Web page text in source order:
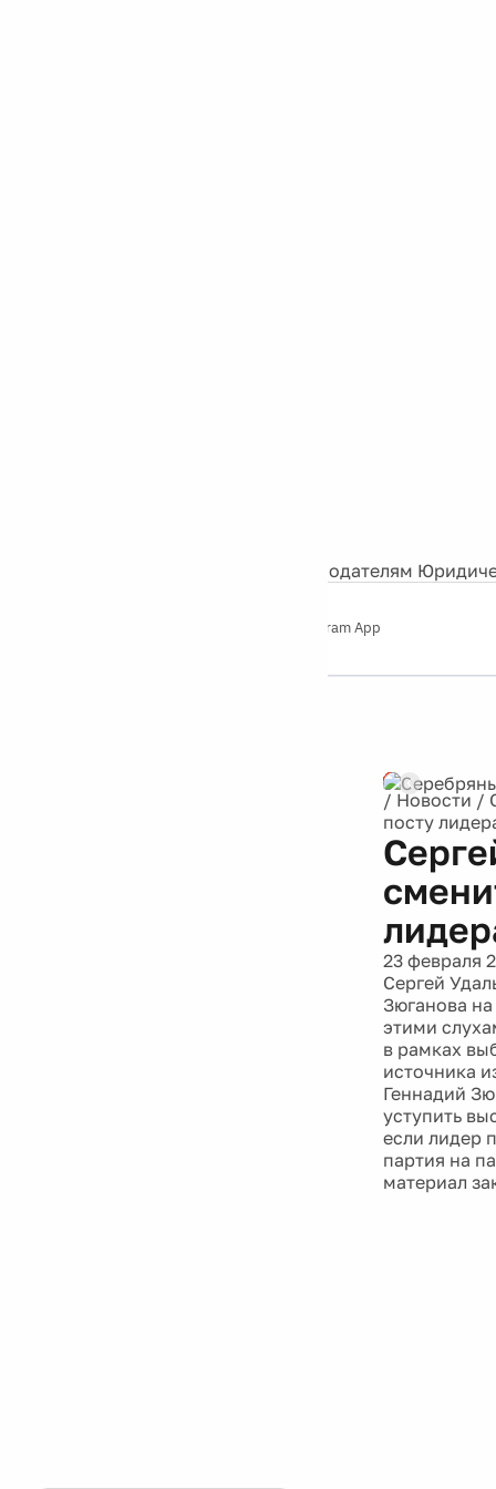
Рекламодателям
Telegram App
/ Новости /
посту
23 февраля
Сергей
Зюганова
этими
в рамках
источника
Геннадий
уступить
если лидер
партия на
материал